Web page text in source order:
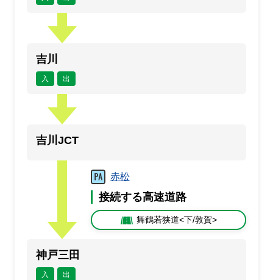
吉川
入 出
吉川JCT
赤松
接続する高速道路
舞鶴若狭道<下/敦賀>
神戸三田
入 出